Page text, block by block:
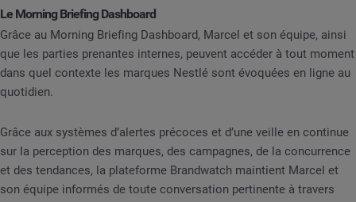
Le Morning Briefing Dashboard
Grâce au Morning Briefing Dashboard, Marcel et son équipe, ainsi
que les parties prenantes internes, peuvent accéder à tout moment
dans quel contexte les marques Nestlé sont évoquées en ligne au
quotidien.
Grâce aux systèmes d’alertes précoces et d’une veille en continue
sur la perception des marques, des campagnes, de la concurrence
et des tendances, la plateforme Brandwatch maintient Marcel et
son équipe informés de toute conversation pertinente à travers